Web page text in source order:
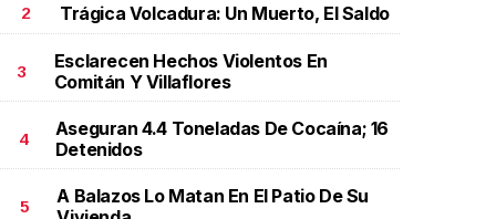
Miles despiden a pilotos en la capital.Miles despiden a
en la capital
Octubre 10 l
2 Trágica Volcadura: Un Muerto, El Saldo
3
Esclarecen Hechos Violentos En
Comitán Y Villaflores
4
Aseguran 4.4 Toneladas De Cocaína; 16
Detenidos
5
A Balazos Lo Matan En El Patio De Su